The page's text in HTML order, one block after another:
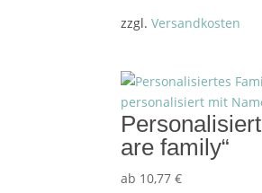
zzgl.Versandkosten
are family“
ab 10,77€